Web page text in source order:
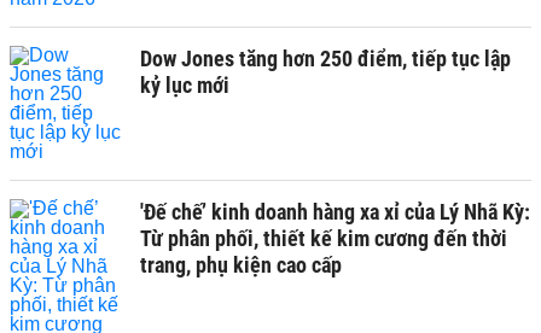
Dow Jones tăng hơn 250 điểm, tiếp tục lập
kỷ lục mới
'Đế chế’ kinh doanh hàng xa xỉ của Lý Nhã Kỳ:
Từ phân phối, thiết kế kim cương đến thời
trang, phụ kiện cao cấp